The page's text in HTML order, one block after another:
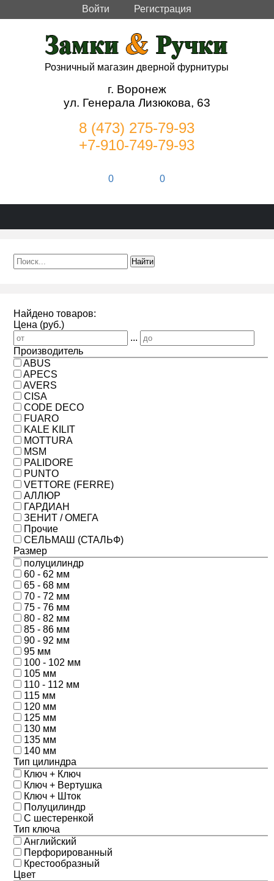
Войти Регистрация
Розничный магазин дверной фурнитуры
г. Воронеж
ул. Генерала Лизюкова, 63
8 (473) 275-79-93
+7-910-749-79-93
0 0
Найдено товаров:
Цена (руб.)
...
Производитель
ABUS
APECS
AVERS
CISA
CODE DECO
FUARO
KALE KILIT
MOTTURA
MSM
PALIDORE
PUNTO
VETTORE (FERRE)
АЛЛЮР
ГАРДИАН
ЗЕНИТ / ОМЕГА
Прочие
СЕЛЬМАШ (СТАЛЬФ)
Размер
полуцилиндр
60 - 62 мм
65 - 68 мм
70 - 72 мм
75 - 76 мм
80 - 82 мм
85 - 86 мм
90 - 92 мм
95 мм
100 - 102 мм
105 мм
110 - 112 мм
115 мм
120 мм
125 мм
130 мм
135 мм
140 мм
Тип цилиндра
Ключ + Ключ
Ключ + Вертушка
Ключ + Шток
Полуцилиндр
С шестеренкой
Тип ключа
Английский
Перфорированный
Крестообразный
Цвет